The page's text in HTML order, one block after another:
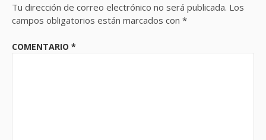
Tu dirección de correo electrónico no será publicada. Los
campos obligatorios están marcados con *
COMENTARIO *